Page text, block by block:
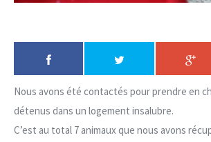
Nous avons été contactés pour prendre en
détenus dans un logement insalubre.
C’est au total 7 animaux que nous avons